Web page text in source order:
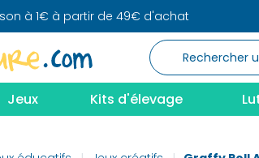
à 1€ à partir de 49€ d'achat
Jeux Kits d'élevage